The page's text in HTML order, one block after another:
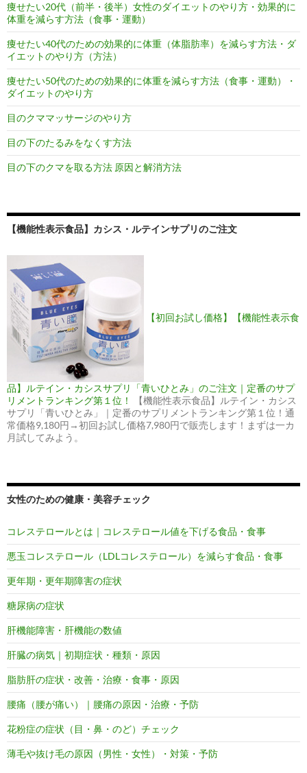
痩せたい20代（前半・後半）女性のダイエットのやり方・効果的に
体重を減らす方法（食事・運動）
痩せたい40代のための効果的に体重（体脂肪率）を減らす方法・ダ
イエットのやり方（方法）
痩せたい50代のための効果的に体重を減らす方法（食事・運動）・
ダイエットのやり方
目のクママッサージのやり方
目の下のたるみをなくす方法
目の下のクマを取る方法 原因と解消方法
【機能性表示食品】カシス・ルテインサプリのご注文
【初回お試し価格】【機能性表示食
品】ルテイン・カシスサプリ「青いひとみ」のご注文｜定番のサプ
リメントランキング第１位！
【機能性表示食品】ルテイン・カシス
サプリ「青いひとみ」｜定番のサプリメントランキング第１位！通
常価格9,180円→初回お試し価格7,980円で販売します！まずは一カ
月試してみよう。
女性のための健康・美容チェック
コレステロールとは｜コレステロール値を下げる食品・食事
悪玉コレステロール（LDLコレステロール）を減らす食品・食事
更年期・更年期障害の症状
糖尿病の症状
肝機能障害・肝機能の数値
肝臓の病気｜初期症状・種類・原因
脂肪肝の症状・改善・治療・食事・原因
腰痛（腰が痛い）｜腰痛の原因・治療・予防
花粉症の症状（目・鼻・のど）チェック
薄毛や抜け毛の原因（男性・女性）・対策・予防